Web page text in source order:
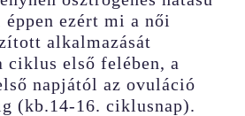
éppen ezért mi a női
alkalmazását
ciklus első felében, a
napjától az ovuláció
(kb.14-16. ciklusnap).